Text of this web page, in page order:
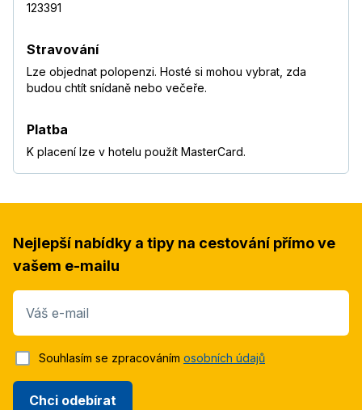
123391
Stravování
Lze objednat polopenzi. Hosté si mohou vybrat, zda
budou chtít snídaně nebo večeře.
Platba
K placení lze v hotelu použít MasterCard.
Nejlepší nabídky a tipy na cestování přímo ve
vašem e-mailu
Váš e-mail
Chci odebírat
Souhlasím se zpracováním osobních údajů